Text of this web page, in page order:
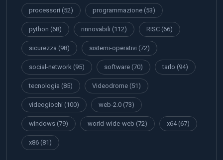
processori (52) programmazione (53)
python (68) rinnovabili (112) RISC (66)
sicurezza (98) sistemi-operativi (72)
social-network (95) software (70) tarlo (94)
tecnologia (85) Videodrome (51)
videogiochi (100) web-2.0 (73)
windows (79) world-wide-web (72) x64(67)
x86 (81)